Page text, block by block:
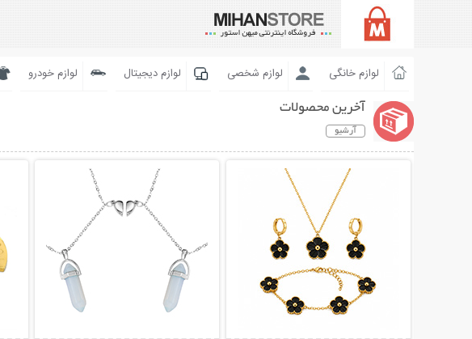
لوازم خانگی لوازم شخصی لوازم دیجیتال لوازم خودرو
آخرین محصولات
آرشیو